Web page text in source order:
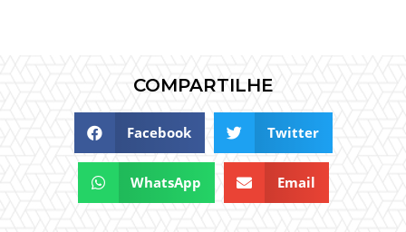
COMPARTILHE
Facebook Twitter
WhatsApp Email